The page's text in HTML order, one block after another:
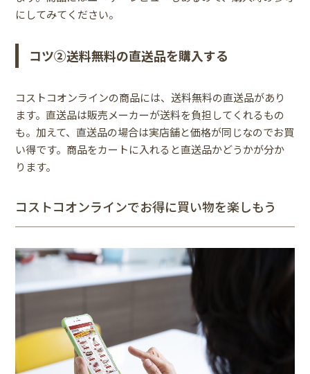
にしてみてください。
コツ②送料無料の直送品を購入する
コストコオンラインの商品には、送料無料の直送品があり
ます。直送品は販売メーカーが送料を負担してくれるもの
も。加えて、直送品の場合は実店舗と価格が同じなのでお買
い得です。商品をカートに入れると直送品かどうかが分か
ります。
コストコオンラインでお得に買い物を楽しもう